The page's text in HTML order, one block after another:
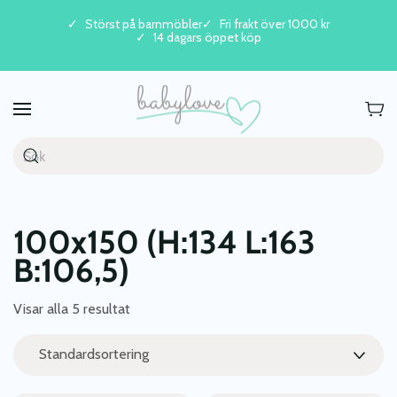
Skip to main content
Störst på barnmöbler
Fri frakt över 1000 kr
14 dagars öppet köp
100x150 (H:134 L:163
B:106,5)
Visar alla 5 resultat